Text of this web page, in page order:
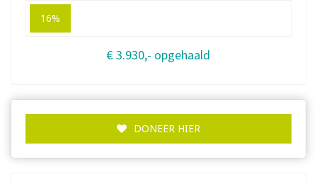
16%
€ 3.930,- opgehaald
DONEER HIER